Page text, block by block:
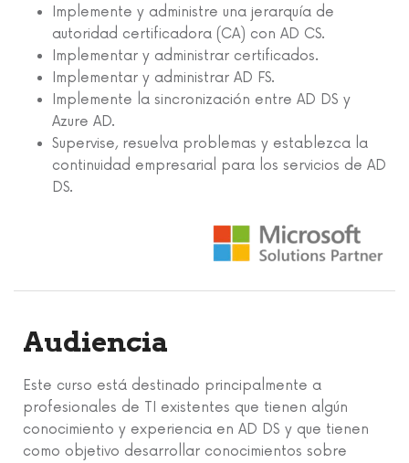
Implemente y administre una jerarquía de
autoridad certificadora (CA) con AD CS.
Implementar y administrar certificados.
Implementar y administrar AD FS.
Implemente la sincronización entre AD DS y
Azure AD.
Supervise, resuelva problemas y establezca la
continuidad empresarial para los servicios de AD
DS.
Audiencia
Este curso está destinado principalmente a
profesionales de TI existentes que tienen algún
conocimiento y experiencia en AD DS y que tienen
como objetivo desarrollar conocimientos sobre